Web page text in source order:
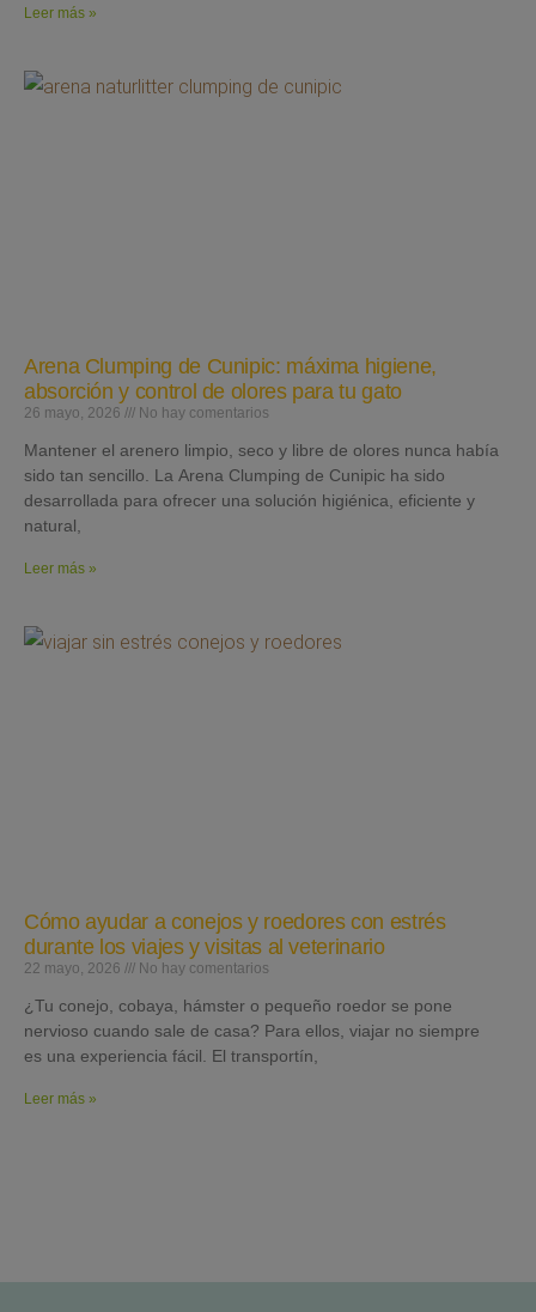
Leer más »
Arena Clumping de Cunipic: máxima higiene,
absorción y control de olores para tu gato
26 mayo, 2026 No hay comentarios
Mantener el arenero limpio, seco y libre de olores nunca había
sido tan sencillo. La Arena Clumping de Cunipic ha sido
desarrollada para ofrecer una solución higiénica, eficiente y
natural,
Leer más »
Cómo ayudar a conejos y roedores con estrés
durante los viajes y visitas al veterinario
22 mayo, 2026 No hay comentarios
¿Tu conejo, cobaya, hámster o pequeño roedor se pone
nervioso cuando sale de casa? Para ellos, viajar no siempre
es una experiencia fácil. El transportín,
Leer más »